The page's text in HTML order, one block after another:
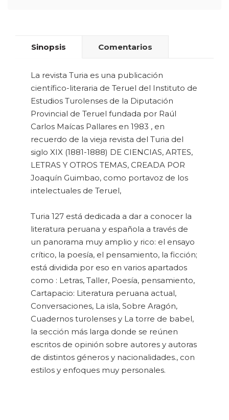
Sinopsis Comentarios
La revista Turia es una publicación
científico-literaria de Teruel del Instituto de
Estudios Turolenses de la Diputación
Provincial de Teruel fundada por Raúl
Carlos Maícas Pallares en 1983 , en
recuerdo de la vieja revista del Turia del
siglo XIX (1881-1888) DE CIENCIAS, ARTES,
LETRAS Y OTROS TEMAS, CREADA POR
Joaquín Guimbao, como portavoz de los
intelectuales de Teruel,
Turia 127 está dedicada a dar a conocer la
literatura peruana y española a través de
un panorama muy amplio y rico: el ensayo
crítico, la poesía, el pensamiento, la ficción;
está dividida por eso en varios apartados
como : Letras, Taller, Poesía, pensamiento,
Cartapacio: Literatura peruana actual,
Conversaciones, La isla, Sobre Aragón,
Cuadernos turolenses y La torre de babel,
la sección más larga donde se reúnen
escritos de opinión sobre autores y autoras
de distintos géneros y nacionalidades., con
estilos y enfoques muy personales.